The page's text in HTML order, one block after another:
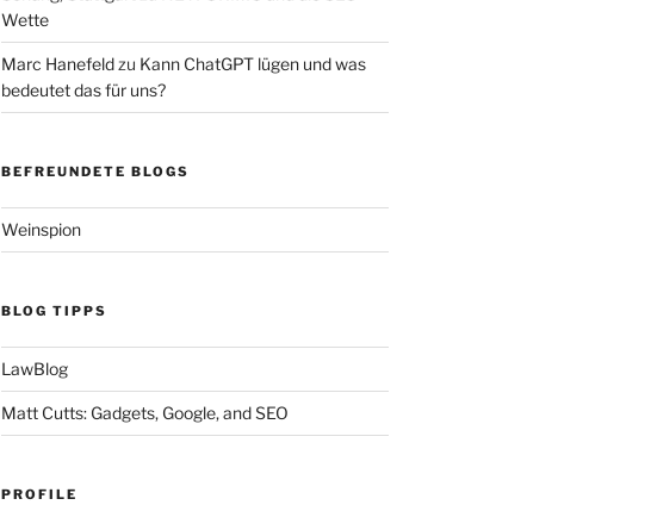
Wette
Marc Hanefeldzu Kann ChatGPT lügen und was
bedeutet das für uns?
BEFREUNDETE BLOGS
Weinspion
BLOG TIPPS
LawBlog
Matt Cutts: Gadgets, Google, and SEO
PROFILE